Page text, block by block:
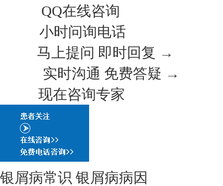
QQ在线咨询
小时问询电话
马上提问 即时回复 →
实时沟通 免费答疑 →
现在咨询专家
银屑病常识 银屑病病因